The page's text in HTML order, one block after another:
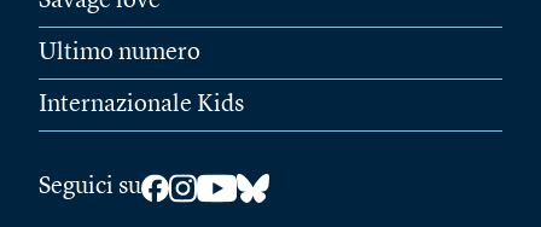
Ultimo numero
Internazionale Kids
Seguici su